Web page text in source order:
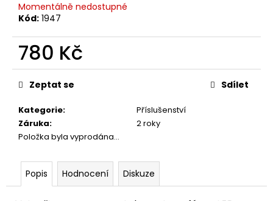
Momentálně nedostupné
Kód: 1947
780 Kč
Měrná
cena:
Kategorie:
Příslušenství
Záruka:
2 roky
Položka byla vyprodána…
Zeptat se Sdílet
Popis Hodnocení Diskuze